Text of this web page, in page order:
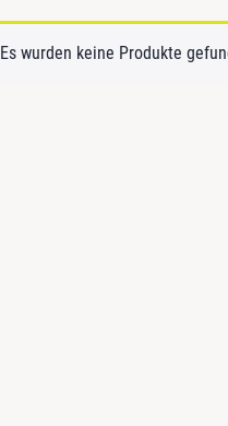
Es wurden keine Produkte